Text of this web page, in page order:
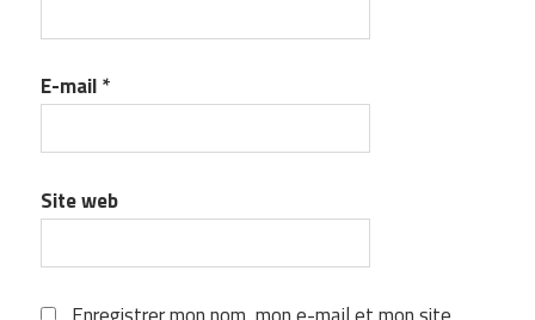
E-mail*
Site web